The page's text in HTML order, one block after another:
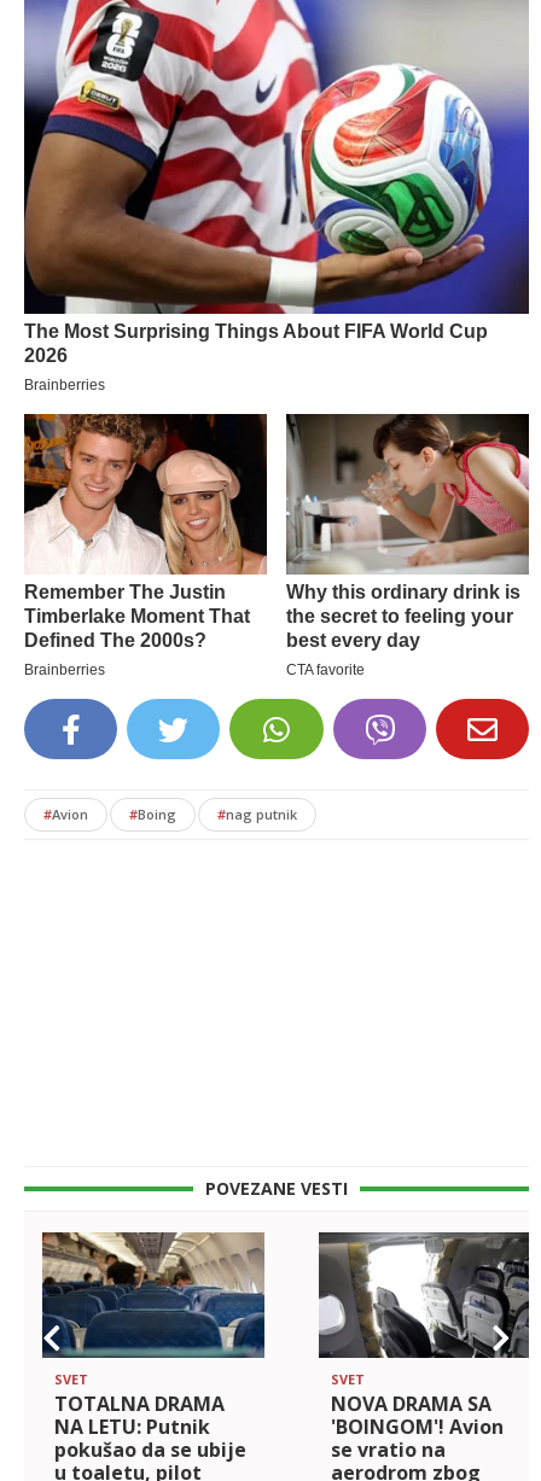
#Avion #Boing #nag putnik
POVEZANE VESTI
SVET
TOTALNA DRAMA
NA LETU: Putnik
pokušao da se ubije
u toaletu, pilot
SVET
NOVA DRAMA SA
'BOINGOM'! Avion
se vratio na
aerodrom zbog